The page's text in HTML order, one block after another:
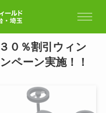
０％割引ウィン
ペーン実施！！